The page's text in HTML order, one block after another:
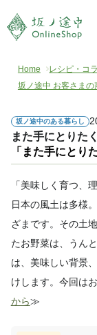
Home レシピ・コ
坂ノ途中 お客さまの
坂ノ途中のある暮らし
また手にとりた
「また手にとり
「美味しく育つ、
日本の風土は多様
ざまです。その土
たお野菜は、うん
は、美味しい背景
けします。今回は
から≫